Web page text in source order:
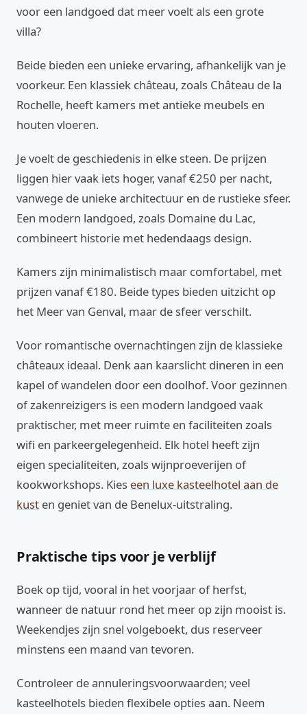
voor een landgoed dat meer voelt als een grote
villa?
Beide bieden een unieke ervaring, afhankelijk van je
voorkeur. Een klassiek château, zoals Château de la
Rochelle, heeft kamers met antieke meubels en
houten vloeren.
Je voelt de geschiedenis in elke steen. De prijzen
liggen hier vaak iets hoger, vanaf €250 per nacht,
vanwege de unieke architectuur en de rustieke sfeer.
Een modern landgoed, zoals Domaine du Lac,
combineert historie met hedendaags design.
Kamers zijn minimalistisch maar comfortabel, met
prijzen vanaf €180. Beide types bieden uitzicht op
het Meer van Genval, maar de sfeer verschilt.
Voor romantische overnachtingen zijn de klassieke
châteaux ideaal. Denk aan kaarslicht dineren in een
kapel of wandelen door een doolhof. Voor gezinnen
of zakenreizigers is een modern landgoed vaak
praktischer, met meer ruimte en faciliteiten zoals
wifi en parkeergelegenheid. Elk hotel heeft zijn
eigen specialiteiten, zoals wijnproeverijen of
kookworkshops. Kies een luxe kasteelhotel aan de
kust en geniet van de Benelux-uitstraling.
Praktische tips voor je verblijf
Boek op tijd, vooral in het voorjaar of herfst,
wanneer de natuur rond het meer op zijn mooist is.
Weekendjes zijn snel volgeboekt, dus reserveer
minstens een maand van tevoren.
Controleer de annuleringsvoorwaarden; veel
kasteelhotels bieden flexibele opties aan. Neem